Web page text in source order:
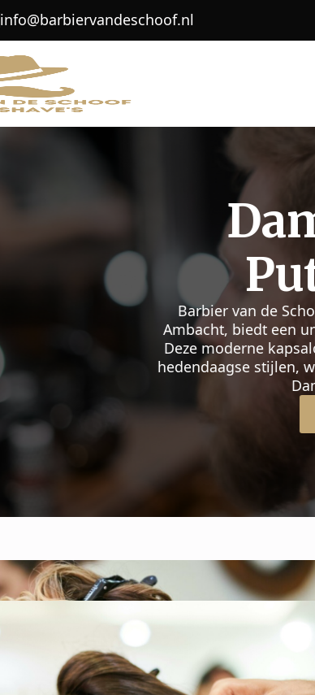
info@barbiervandeschoof.nl
Dé Plek
Bij Barbier van de
hun specialiteit in
afgewerkte look.